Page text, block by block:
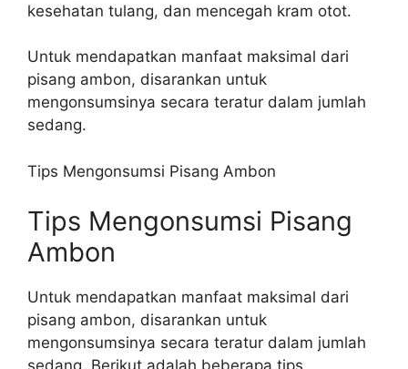
kesehatan tulang, dan mencegah kram otot.
Untuk mendapatkan manfaat maksimal dari
pisang ambon, disarankan untuk
mengonsumsinya secara teratur dalam jumlah
sedang.
Tips Mengonsumsi Pisang Ambon
Tips Mengonsumsi Pisang
Ambon
Untuk mendapatkan manfaat maksimal dari
pisang ambon, disarankan untuk
mengonsumsinya secara teratur dalam jumlah
sedang. Berikut adalah beberapa tips